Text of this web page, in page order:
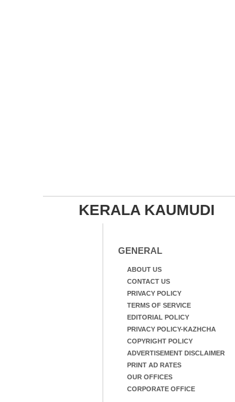
KERALA KAUMUDI
GENERAL
ABOUT US
CONTACT US
PRIVACY POLICY
TERMS OF SERVICE
EDITORIAL POLICY
PRIVACY POLICY-KAZHCHA
COPYRIGHT POLICY
ADVERTISEMENT DISCLAIMER
PRINT AD RATES
OUR OFFICES
CORPORATE OFFICE